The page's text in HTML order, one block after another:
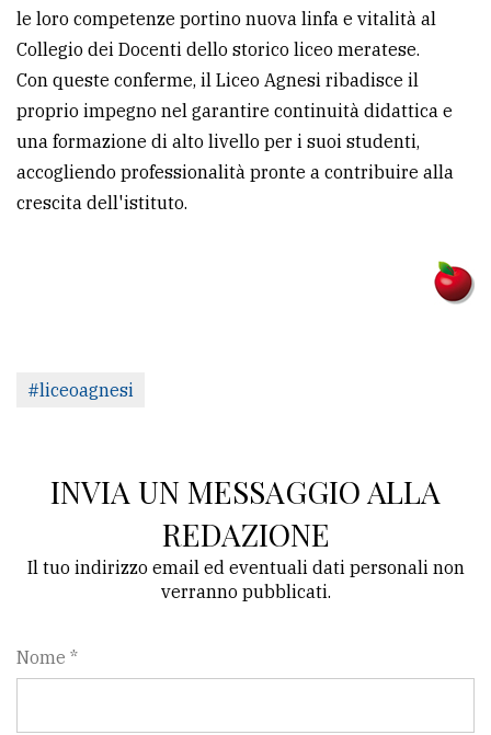
le loro competenze portino nuova linfa e vitalità al
Collegio dei Docenti dello storico liceo meratese.
Con queste conferme, il Liceo Agnesi ribadisce il
proprio impegno nel garantire continuità didattica e
una formazione di alto livello per i suoi studenti,
accogliendo professionalità pronte a contribuire alla
crescita dell'istituto.
#liceoagnesi
INVIA UN MESSAGGIO ALLA
REDAZIONE
Il tuo indirizzo email ed eventuali dati personali non
verranno pubblicati.
Nome *